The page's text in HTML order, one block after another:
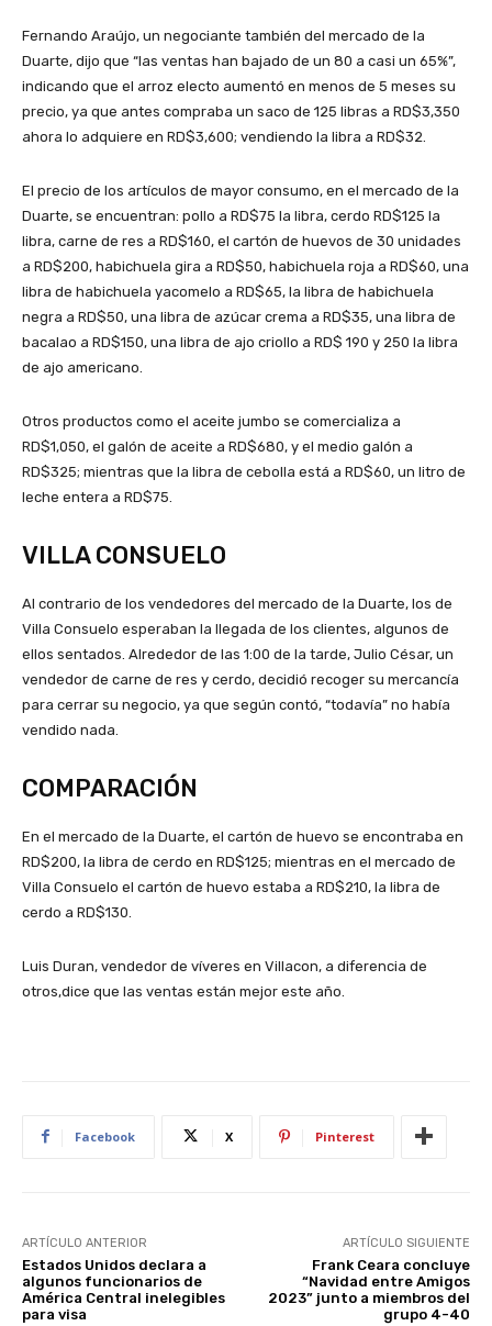
Fernando Araújo, un negociante también del mercado de la
Duarte, dijo que “las ventas han bajado de un 80 a casi un 65%”,
indicando que el arroz electo aumentó en menos de 5 meses su
precio, ya que antes compraba un saco de 125 libras a RD$3,350
ahora lo adquiere en RD$3,600; vendiendo la libra a RD$32.
El precio de los artículos de mayor consumo, en el mercado de la
Duarte, se encuentran: pollo a RD$75 la libra, cerdo RD$125 la
libra, carne de res a RD$160, el cartón de huevos de 30 unidades
a RD$200, habichuela gira a RD$50, habichuela roja a RD$60, una
libra de habichuela yacomelo a RD$65, la libra de habichuela
negra a RD$50, una libra de azúcar crema a RD$35, una libra de
bacalao a RD$150, una libra de ajo criollo a RD$ 190 y 250 la libra
de ajo americano.
Otros productos como el aceite jumbo se comercializa a
RD$1,050, el galón de aceite a RD$680, y el medio galón a
RD$325; mientras que la libra de cebolla está a RD$60, un litro de
leche entera a RD$75.
VILLA CONSUELO
Al contrario de los vendedores del mercado de la Duarte, los de
Villa Consuelo esperaban la llegada de los clientes, algunos de
ellos sentados. Alrededor de las 1:00 de la tarde, Julio César, un
vendedor de carne de res y cerdo, decidió recoger su mercancía
para cerrar su negocio, ya que según contó, “todavía” no había
vendido nada.
COMPARACIÓN
En el mercado de la Duarte, el cartón de huevo se encontraba en
RD$200, la libra de cerdo en RD$125; mientras en el mercado de
Villa Consuelo el cartón de huevo estaba a RD$210, la libra de
cerdo a RD$130.
Luis Duran, vendedor de víveres en Villacon, a diferencia de
otros,dice que las ventas están mejor este año.
Facebook X Pinterest
ARTÍCULO ANTERIOR
Estados Unidos declara a
algunos funcionarios de
América Central inelegibles
para visa
ARTÍCULO SIGUIENTE
Frank Ceara concluye
“Navidad entre Amigos
2023” junto a miembros del
grupo 4-40